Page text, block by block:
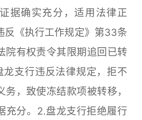
据确实充分，适用法律正
反《执行工作规定》第33条
院有权责令其限期追回已转
龙支行违反法律规定，拒不
务，致使冻结款项被转移，
充分。2.盘龙支行拒绝履行